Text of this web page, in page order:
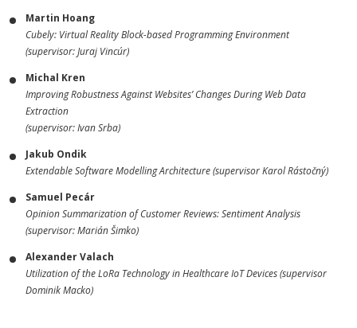
Martin Hoang
Cubely: Virtual Reality Block-based Programming Environment
(supervisor: Juraj Vincúr)
Michal Kren
Improving Robustness Against Websites’ Changes During Web Data
Extraction
(supervisor: Ivan Srba)
Jakub Ondik
Extendable Software Modelling Architecture (supervisor Karol Rástočný)
Samuel Pecár
Opinion Summarization of Customer Reviews: Sentiment Analysis
(supervisor: Marián Šimko)
Alexander Valach
Utilization of the LoRa Technology in Healthcare IoT Devices (supervisor
Dominik Macko)